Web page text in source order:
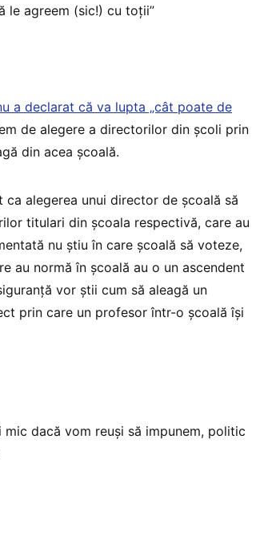
le agreem (sic!) cu toții”
a declarat că va lupta „cât poate de
de alegere a directorilor din școli prin
din acea școală.
alegerea unui director de școală să
titulari din școala respectivă, care au
nu știu în care școală să voteze,
au normă în școală au o un ascendent
vor știi cum să aleagă un
prin care un profesor într-o școală își
dacă vom reuși să impunem, politic